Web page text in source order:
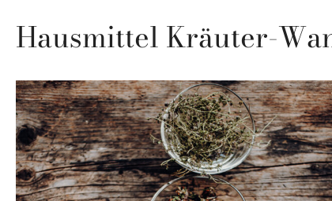
Hausmittel Kräuter-